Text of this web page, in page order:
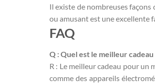
Il existe de nombreuses
ou amusant est une excellente
FAQ
Q : Quel est le meilleur
R : Le meilleur cadeau pour
comme des appareils